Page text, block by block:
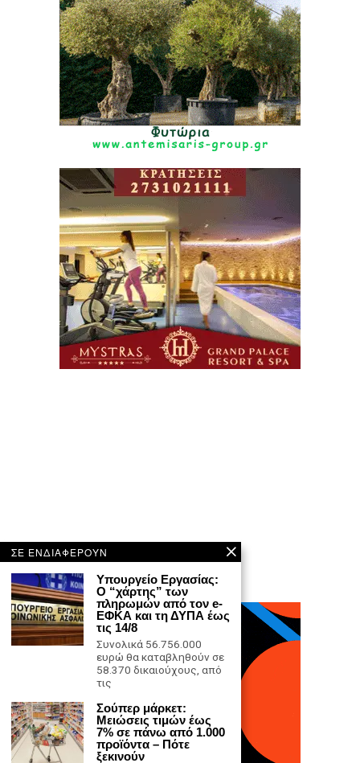
ΣΕ ΕΝΔΙΑΦΕΡΟΥΝ
Υπουργείο Εργασίας:
Ο “χάρτης” των
πληρωμών από τον e-
ΕΦΚΑ και τη ΔΥΠΑ έως
τις 14/8
Συνολικά 56.756.000
ευρώ θα καταβληθούν σε
58.370 δικαιούχους, από
τις
Σούπερ μάρκετ:
Μειώσεις τιμών έως
7% σε πάνω από 1.000
προϊόντα – Πότε
ξεκινούν